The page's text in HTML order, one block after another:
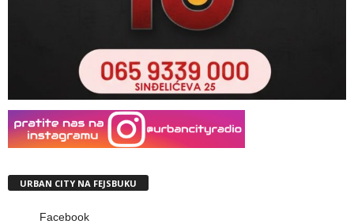
URBAN CITY NA FEJSBUKU
Facebook